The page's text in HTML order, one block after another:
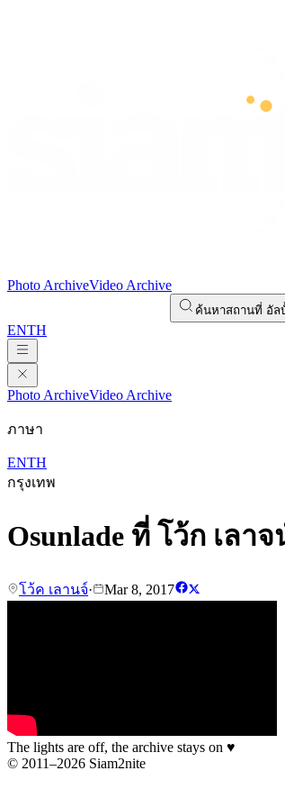
Photo ArchiveVideo Archive
ค้นหาสถานที่ อั
ENTH
Photo ArchiveVideo Archive
ภาษา
ENTH
กรุงเทพ
Osunlade ที่ โว้ก เลาจ
โว้ค เลานจ์· Mar 8, 2017
The lights are off, the archive stays on ♥
© 2011–2026 Siam2nite